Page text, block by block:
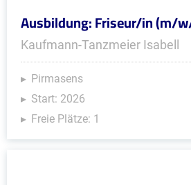
Ausbildung: Friseur/in (m/
Kaufmann-Tanzmeier Isabell
Pirmasens
Start: 2026
Freie Plätze: 1